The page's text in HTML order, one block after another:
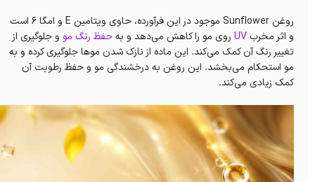
روغن Sunflower موجود در این فرآورده، حاوی ویتامین E و امگا 6 است
و اثر مخرب UV روی مو را کاهش می‌دهد و بهحفظ رنگ مو و جلوگیری از
تغییر رنگ آن کمک می‌کند. این ماده از نازک شدن موها جلوگیری کرده و به
مو استحکام می‌بخشد. این روغن به درخشندگی مو و حفظ رطوبت آن
کمک زیادی می‌کند.